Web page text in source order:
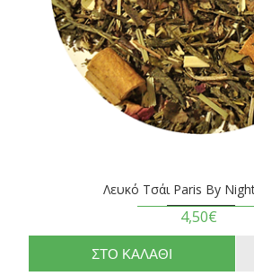
Λευκό Τσάι Paris By
4,50€